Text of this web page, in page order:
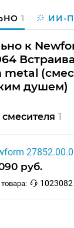
1 ИИ-
к
душем)
1
руб.
1023082